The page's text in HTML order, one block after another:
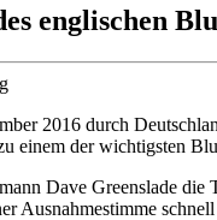
englischen
2016 durch
einem der wichtigsten
Dave Greenslade
Ausnahmestimme